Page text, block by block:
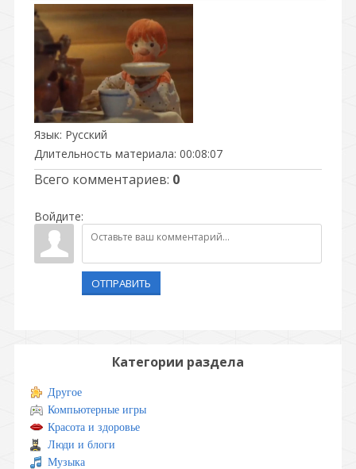
Язык: Русский
Длительность материала: 00:08:07
Всего комментариев: 0
Войдите:
ОТПРАВИТЬ
Категории раздела
Другое
Компьютерные игры
Красота и здоровье
Люди и блоги
Музыка